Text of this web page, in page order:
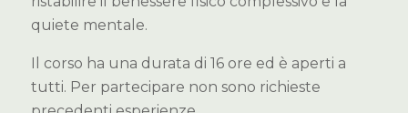
quiete mentale.
Il corso ha una durata di 16 ore ed è aperti a
tutti. Per partecipare non sono richieste